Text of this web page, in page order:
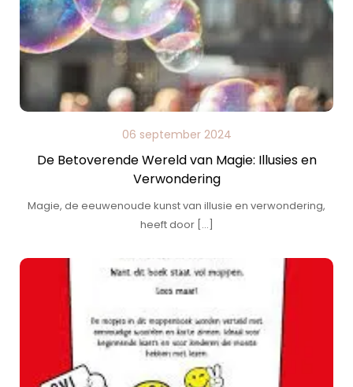
06 september 2024
De Betoverende Wereld van Magie: Illusies en
Verwondering
Magie, de eeuwenoude kunst van illusie en verwondering,
heeft door […]